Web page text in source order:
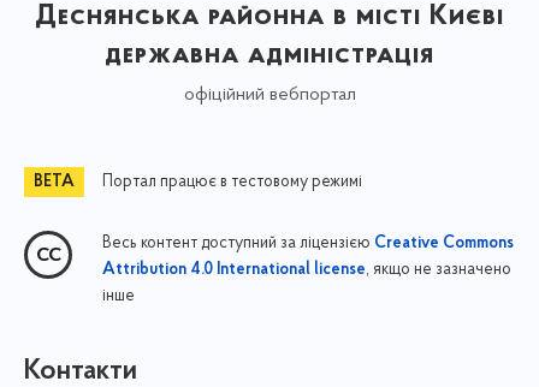
Деснянська районна в місті Києві
державна адміністрація
офіційний вебпортал
Портал працює в тестовому режимі
Весь контент доступний за ліцензією Creative Commons
Attribution 4.0 International license, якщо не зазначено
інше
Контакти